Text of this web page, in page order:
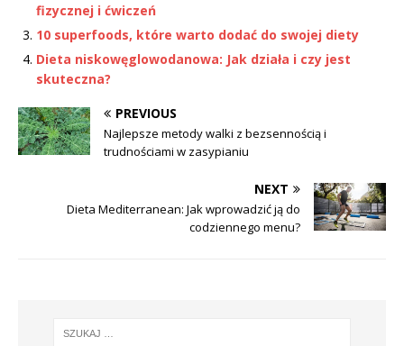
fizycznej i ćwiczeń
10 superfoods, które warto dodać do swojej diety
Dieta niskowęglowodanowa: Jak działa i czy jest
skuteczna?
PREVIOUS
Najlepsze metody walki z bezsennością i
trudnościami w zasypianiu
NEXT
Dieta Mediterranean: Jak wprowadzić ją do
codziennego menu?